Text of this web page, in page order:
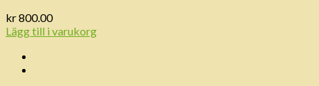
kr800.00
Lägg till i varukorg